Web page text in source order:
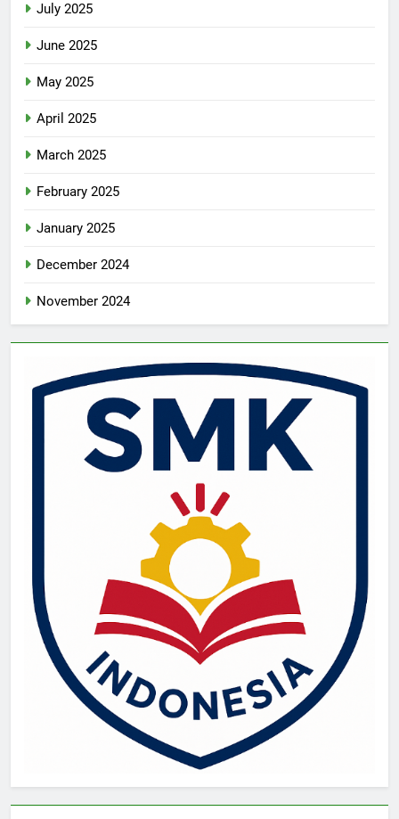
July 2025
June 2025
May 2025
April 2025
March 2025
February 2025
January 2025
December 2024
November 2024